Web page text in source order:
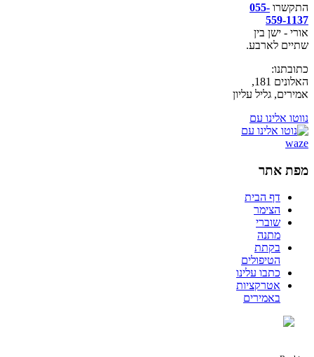
התקשרו 055-
559-1137
אורי - ישן בין
שתיים לארבע.
כתובתנו:
האלונים 181,
אמירים, גליל עליון
נווטו אלינו עם
מפת אתר
דף הבית
הצימר
שוברי
מתנה
בקתת
הטיפולים
כתבו עלינו
אטרקציות
באמירים